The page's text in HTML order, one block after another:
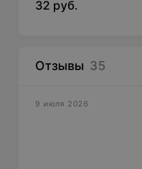
32 руб.
Отзывы 35
9 июля 2026